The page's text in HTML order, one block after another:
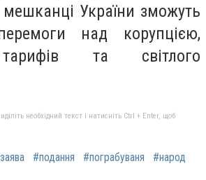
мешканці України зможуть
над корупцією,
та світлого
необхідний текст і натисніть Ctrl + Enter, щоб
#подання #пограбуваня
#народ